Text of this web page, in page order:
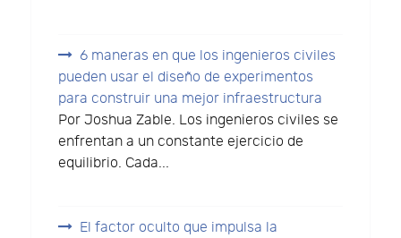
6 maneras en que los ingenieros civiles
pueden usar el diseño de experimentos
para construir una mejor infraestructura
Por Joshua Zable. Los ingenieros civiles se
enfrentan a un constante ejercicio de
equilibrio. Cada...
El factor oculto que impulsa la